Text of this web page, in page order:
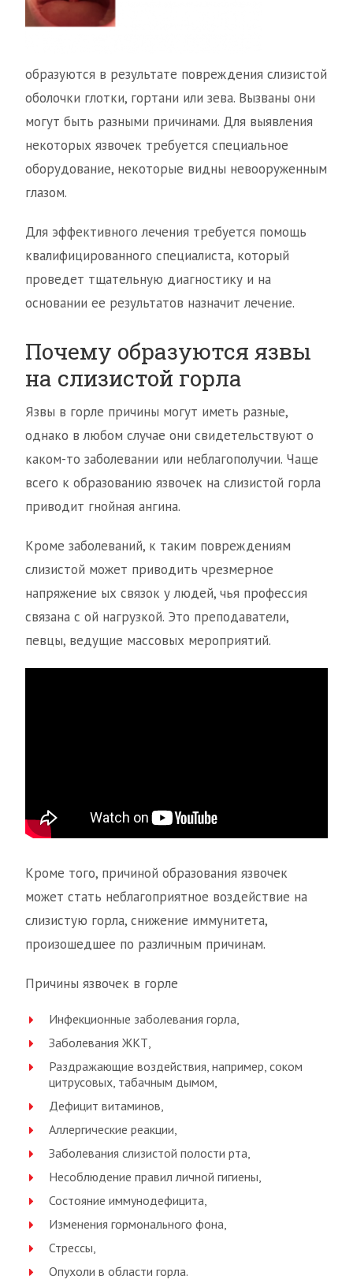
образуются в результате повреждения слизистой
оболочки глотки, гортани или зева. Вызваны они
могут быть разными причинами. Для выявления
некоторых язвочек требуется специальное
оборудование, некоторые видны невооруженным
глазом.
Для эффективного лечения требуется помощь
квалифицированного специалиста, который
проведет тщательную диагностику и на
основании ее результатов назначит лечение.
Почему образуются язвы
на слизистой горла
Язвы в горле причины могут иметь разные,
однако в любом случае они свидетельствуют о
каком-то заболевании или неблагополучии. Чаще
всего к образованию язвочек на слизистой горла
приводит гнойная ангина.
Кроме заболеваний, к таким повреждениям
слизистой может приводить чрезмерное
напряжение ых связок у людей, чья профессия
связана с ой нагрузкой. Это преподаватели,
певцы, ведущие массовых мероприятий.
Кроме того, причиной образования язвочек
может стать неблагоприятное воздействие на
слизистую горла, снижение иммунитета,
произошедшее по различным причинам.
Причины язвочек в горле
Инфекционные заболевания горла,
Заболевания ЖКТ,
Раздражающие воздействия, например, соком
цитрусовых, табачным дымом,
Дефицит витаминов,
Аллергические реакции,
Заболевания слизистой полости рта,
Несоблюдение правил личной гигиены,
Состояние иммунодефицита,
Изменения гормонального фона,
Стрессы,
Опухоли в области горла.